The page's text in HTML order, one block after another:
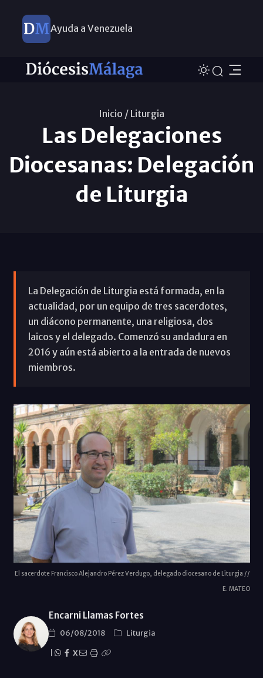
Ayuda a Venezuela
Inicio / Liturgia
Las Delegaciones
Diocesanas: Delegación
de Liturgia
La Delegación de Liturgia está formada, en la
actualidad, por un equipo de tres sacerdotes,
un diácono permanente, una religiosa, dos
laicos y el delegado. Comenzó su andadura en
2016 y aún está abierto a la entrada de nuevos
miembros.
El sacerdote Francisco Alejandro Pérez Verdugo, delegado diocesano de Liturgia //
E. MATEO
Encarni Llamas Fortes
06/08/2018
Liturgia
X